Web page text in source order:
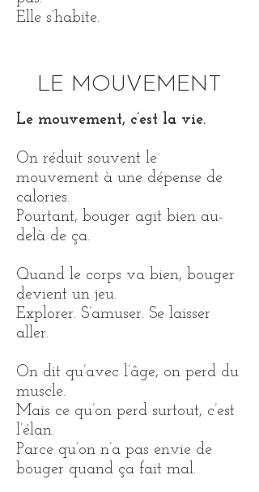
Elle s’habite.
LE MOUVEMENT
Le mouvement, c’est la vie.
On réduit souvent le
mouvement à une dépense de
calories.
Pourtant, bouger agit bien au-
delà de ça.
Quand le corps va bien, bouger
devient un jeu.
Explorer. S’amuser. Se laisser
aller.
On dit qu’avec l’âge, on perd du
muscle.
Mais ce qu’on perd surtout, c’est
l’élan.
Parce qu’on n’a pas envie de
bouger quand ça fait mal.